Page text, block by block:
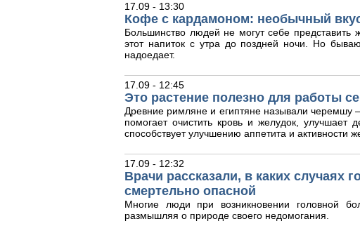
17.09 - 13:30
Кофе с кардамоном: необычный
Большинство людей не могут себе представить
этот напиток с утра до поздней ночи. Но
надоедает.
17.09 - 12:45
Это растение полезно для работы
Древние римляне и египтяне называли черемшу
помогает очистить кровь и желудок, улучшает
способствует улучшению аппетита и активности
17.09 - 12:32
Врачи рассказали, в каких случаях
смертельно опасной
Многие люди при возникновении головной
размышляя о природе своего недомогания.